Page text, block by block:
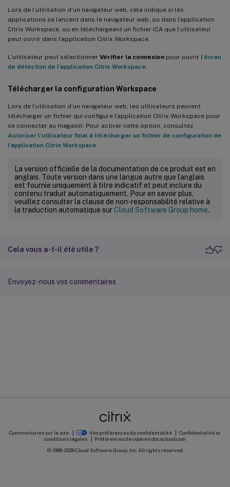
Lors de l’utilisation d’un navigateur web, cela indique si les
applications se lancent dans le navigateur web, ou dans l’application
Citrix Workspace, ou en téléchargeant un fichier ICA que l’utilisateur
peut ouvrir dans l’application Citrix Workspace.
L’utilisateur peut sélectionner Vérifier la connexion pour ouvrir l’écran
de détection de l’application Citrix Workspace.
Télécharger la configuration Workspace
Lors de l’utilisation d’un navigateur web, les utilisateurs peuvent
télécharger un fichier qui configure l’application Citrix Workspace pour
se connecter au magasin. Pour activer cette option, consultez
Autoriser l’utilisateur final à télécharger un fichier de configuration de
l’application Citrix Workspace
La version officielle de la documentation de ce produit est en
anglais. Toute version dans une langue autre que l’anglais
est fournie uniquement à titre indicatif et peut inclure du
contenu traduit automatiquement. Pour en savoir plus,
veuillez consulter la clause de non-responsabilité relative à
la traduction automatique surCloud Software Group home.
Cela vous a-t-il été utile ?
Envoyez-nous vos commentaires
Commentaires sur le site Vos préférences de confidentialité
Confidentialité et
conditions légales
Préférences de cookiesdocs.cloud.com
© 1999-2026Cloud Software Group, Inc. All rights reserved.